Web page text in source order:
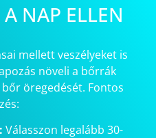
NAP ELLEN
mellett veszélyeket is
növeli a bőrrák
öregedését. Fontos
Válasszon legalább 30-